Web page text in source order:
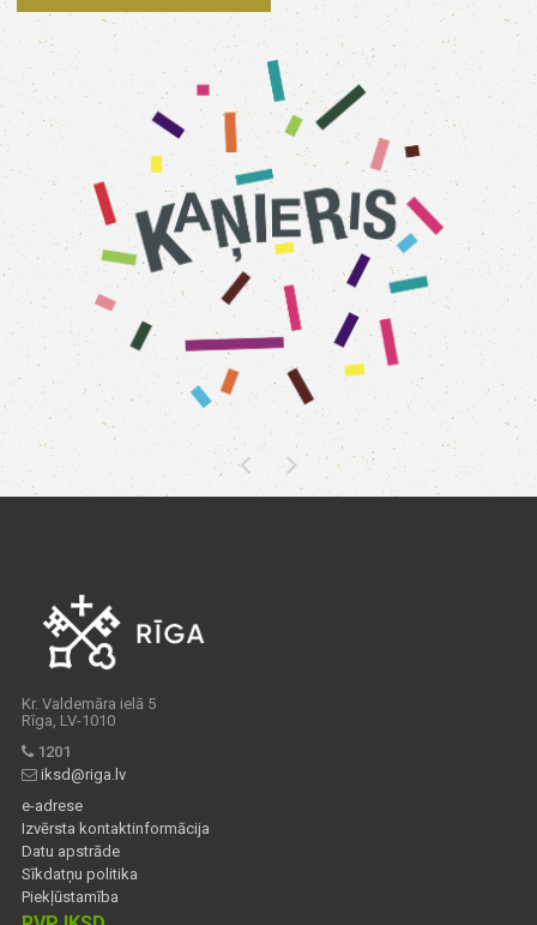
Kr. Valdemāra ielā 5
Rīga, LV-1010
1201
iksd@riga.lv
e-adrese
Izvērsta kontaktinformācija
Datu apstrāde
Sīkdatņu politika
Piekļūstamība